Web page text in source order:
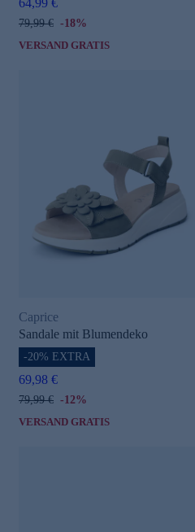
64,99 €
79,99 € -18%
VERSAND GRATIS
Caprice
Sandale mit Blumendeko
-20% EXTRA
69,98 €
79,99 € -12%
VERSAND GRATIS